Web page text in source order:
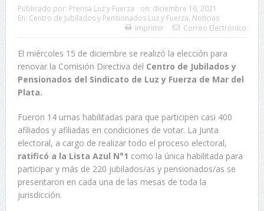
Publicado por: Prensa Luz y Fuerza on: diciembre 16, 2021
En: Centro de Jubilados y Pensionados Luz y Fuerza, Noticias
Imprimir
Correo Electrónico
El miércoles 15 de diciembre se realizó la elección para
renovar la Comisión Directiva del Centro de Jubilados y
Pensionados del Sindicato de Luz y Fuerza de Mar del
Plata.
Fueron 14 urnas habilitadas para que participen casi 400
afiliados y afiliadas en condiciones de votar. La Junta
electoral, a cargo de realizar todo el proceso electoral,
ratificó a la Lista Azul N°1 como la única habilitada para
participar y más de 220 jubilados/as y pensionados/as se
presentaron en cada una de las mesas de toda la
jurisdicción.